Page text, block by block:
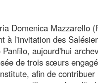
Domenica Mazzarello
à l'invitation des
aujourd'hui
de trois sœurs
afin de